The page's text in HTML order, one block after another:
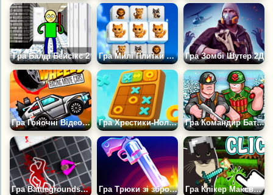
Гра Балді Бейсікс 2 Гра Милі Плитки Маджонга Гра Зомбі Шутер 2Д
Гра Гоночні Відео Машини Гра Хрестики-Нолики 2Д: Матч Без Кінця Гра Командир Батальйону 2
Гра Battlegrounds2d.io Гра Трюки зі зброєю Гра Клікер Максвелл